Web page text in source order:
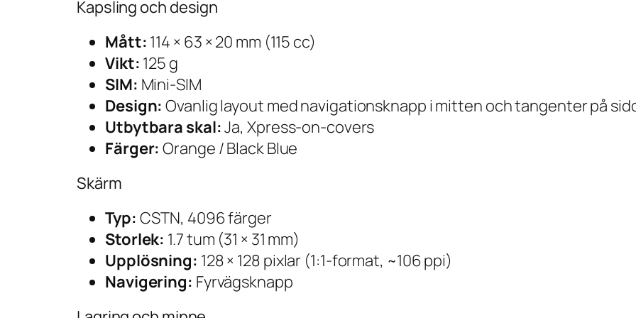
Kapsling och design
Mått: 114 × 63 × 20 mm (115 cc)
Vikt: 125 g
SIM: Mini-SIM
Design: Ovanlig layout med navigationsknapp i mitten och tangenter på
Utbytbara skal:Ja, Xpress-on-covers
Färger: Orange / Black Blue
Skärm
Typ: CSTN, 4096 färger
Storlek: 1.7 tum (31 × 31 mm)
Upplösning: 128 × 128 pixlar (1:1-format, ~106 ppi)
Navigering: Fyrvägsknapp